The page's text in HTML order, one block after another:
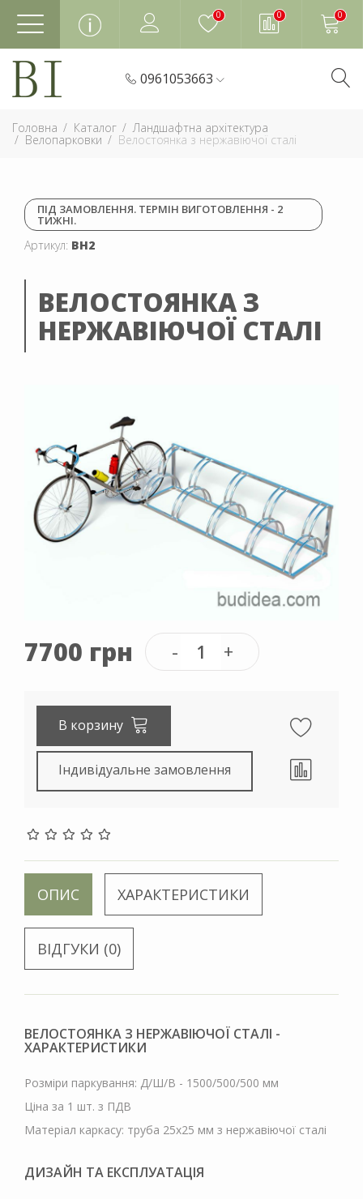
0 0 0
0961053663
Головна Каталог Ландшафтна архітектура
Велопарковки Велостоянка з нержавіючої сталі
ПІД ЗАМОВЛЕННЯ. ТЕРМІН ВИГОТОВЛЕННЯ - 2
ТИЖНІ.
Артикул: ВН2
ВЕЛОСТОЯНКА З
НЕРЖАВІЮЧОЇ СТАЛІ
7700 грн
В корзину
Індивідуальне замовлення
ОПИС ХАРАКТЕРИСТИКИ
ВІДГУКИ (0)
ВЕЛОСТОЯНКА З НЕРЖАВІЮЧОЇ СТАЛІ -
ХАРАКТЕРИСТИКИ
Розміри паркування: Д/Ш/В - 1500/500/500 мм
Ціна за 1 шт. з ПДВ
Матеріал каркасу: труба 25х25 мм з нержавіючої сталі
ДИЗАЙН ТА ЕКСПЛУАТАЦІЯ